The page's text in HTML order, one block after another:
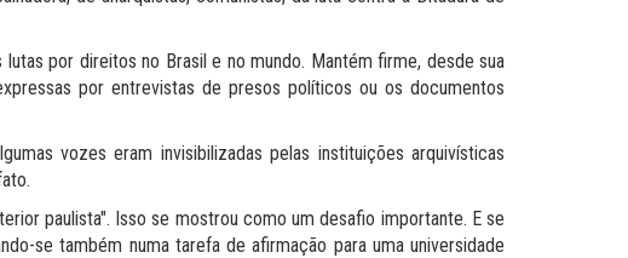
por direitos no Brasil e no mundo. Mantém firme, desde sua
por entrevistas de presos políticos ou os documentos
vozes eram invisibilizadas pelas instituições arquivísticas
paulista". Isso se mostrou como um desafio importante. E se
se também numa tarefa de afirmação para uma universidade